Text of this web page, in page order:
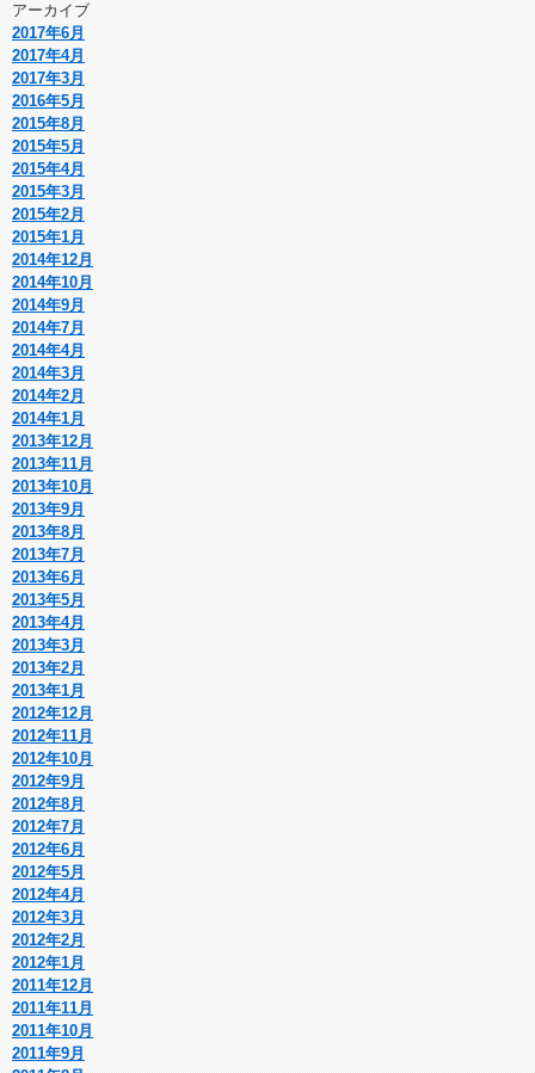
アーカイブ
2017年6月
2017年4月
2017年3月
2016年5月
2015年8月
2015年5月
2015年4月
2015年3月
2015年2月
2015年1月
2014年12月
2014年10月
2014年9月
2014年7月
2014年4月
2014年3月
2014年2月
2014年1月
2013年12月
2013年11月
2013年10月
2013年9月
2013年8月
2013年7月
2013年6月
2013年5月
2013年4月
2013年3月
2013年2月
2013年1月
2012年12月
2012年11月
2012年10月
2012年9月
2012年8月
2012年7月
2012年6月
2012年5月
2012年4月
2012年3月
2012年2月
2012年1月
2011年12月
2011年11月
2011年10月
2011年9月